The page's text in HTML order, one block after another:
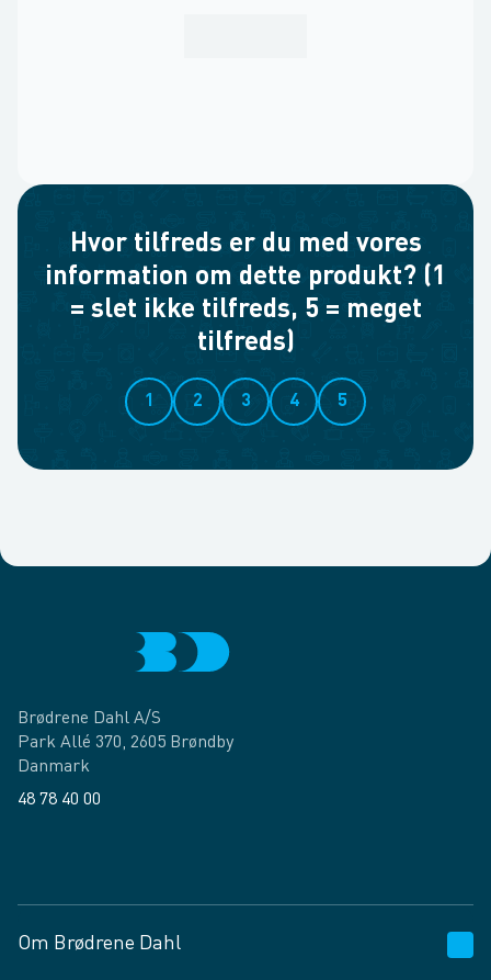
Hvor tilfreds er du med vores
information om dette produkt? (1
= slet ikke tilfreds, 5 = meget
tilfreds)
1 2 3 4 5
Brødrene Dahl A/S
Park Allé 370, 2605 Brøndby
Danmark
48 78 40 00
Om Brødrene Dahl